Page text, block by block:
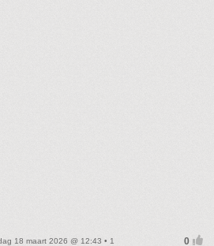
18 maart 2026 @ 12:43 • 1